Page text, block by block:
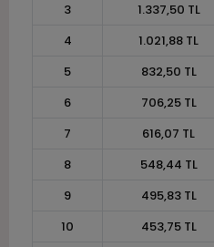
3
1.337,50 TL
4
1.021,88 TL
5
832,50 TL
6
706,25 TL
7
616,07 TL
8
548,44 TL
9
495,83 TL
10
453,75 TL